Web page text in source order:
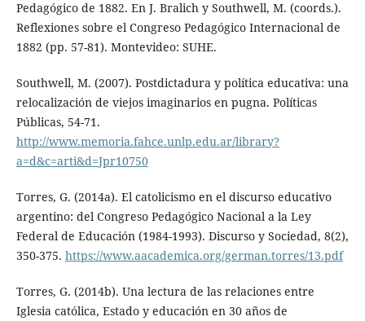
Pedagógico de 1882. En J. Bralich y Southwell, M. (coords.).
Reflexiones sobre el Congreso Pedagógico Internacional de
1882 (pp. 57-81). Montevideo: SUHE.
Southwell, M. (2007). Postdictadura y política educativa: una
relocalización de viejos imaginarios en pugna. Políticas
Públicas, 54-71.
http://www.memoria.fahce.unlp.edu.ar/library?
a=d&c=arti&d=Jpr10750
Torres, G. (2014a). El catolicismo en el discurso educativo
argentino: del Congreso Pedagógico Nacional a la Ley
Federal de Educación (1984-1993). Discurso y Sociedad, 8(2),
350-375. https://www.aacademica.org/german.torres/13.pdf
Torres, G. (2014b). Una lectura de las relaciones entre
Iglesia católica, Estado y educación en 30 años de